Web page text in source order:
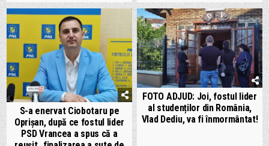
S-a enervat Ciobotaru pe
Oprișan, după ce fostul lider
PSD Vrancea a spus că a
FOTO ADJUD: Joi, fostul lider
al studenților din România,
Vlad Dediu, va fi înmormântat!